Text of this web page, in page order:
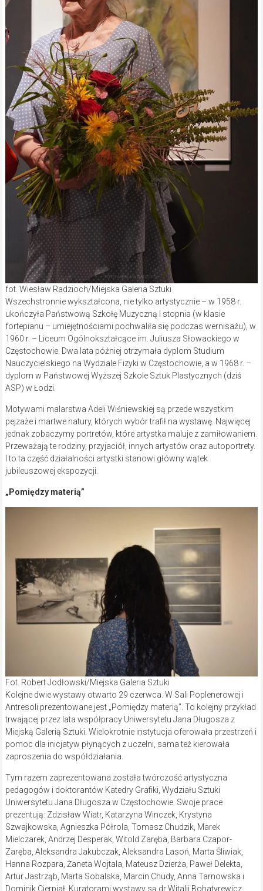
fot. Wiesław Radzioch/Miejska Galeria Sztuki
Wszechstronnie wykształcona, nie tylko artystycznie – w 1958 r.
ukończyła Państwową Szkołę Muzyczną I stopnia (w klasie
fortepianu – umiejętnościami pochwaliła się podczas wernisażu), w
1960 r. – Liceum Ogólnokształcące im. Juliusza Słowackiego w
Częstochowie. Dwa lata później otrzymała dyplom Studium
Nauczycielskiego na Wydziale Fizyki w Częstochowie, a w 1968 r. –
dyplom w Państwowej Wyższej Szkole Sztuk Plastycznych (dziś
ASP) w Łodzi.
Motywami malarstwa Adeli Wiśniewskiej są przede wszystkim
pejzaże i martwe natury, których wybór trafił na wystawę. Najwięcej
jednak zobaczymy portretów, które artystka maluje z zamiłowaniem.
Przeważają te rodziny, przyjaciół, innych artystów oraz autoportrety.
I to ta część działalności artystki stanowi główny wątek
jubileuszowej ekspozycji.
„Pomiędzy materią”
Fot. Robert Jodłowski/Miejska Galeria Sztuki
Kolejne dwie wystawy otwarto 29 czerwca. W Sali Poplenerowej i
Antresoli prezentowane jest „Pomiędzy materią”. To kolejny przykład
trwającej przez lata współpracy Uniwersytetu Jana Długosza z
Miejską Galerią Sztuki. Wielokrotnie instytucja oferowała przestrzeń i
pomoc dla inicjatyw płynących z uczelni, sama też kierowała
zaproszenia do współdziałania.
Tym razem zaprezentowana została twórczość artystyczna
pedagogów i doktorantów Katedry Grafiki, Wydziału Sztuki
Uniwersytetu Jana Długosza w Częstochowie. Swoje prace
prezentują: Zdzisław Wiatr, Katarzyna Winczek, Krystyna
Szwajkowska, Agnieszka Półrola, Tomasz Chudzik, Marek
Mielczarek, Andrzej Desperak, Witold Zaręba, Barbara Czapor-
Zaręba, Aleksandra Jakubczak, Aleksandra Lasoń, Marta Śliwiak,
Hanna Rozpara, Żaneta Wojtala, Mateusz Dzierża, Paweł Delekta,
Artur Jastrząb, Marta Sobalska, Marcin Chudy, Anna Tarnowska i
Dominik Cierpiał. Kuratorami wystawy są dr Witalij Bohatyrewicz